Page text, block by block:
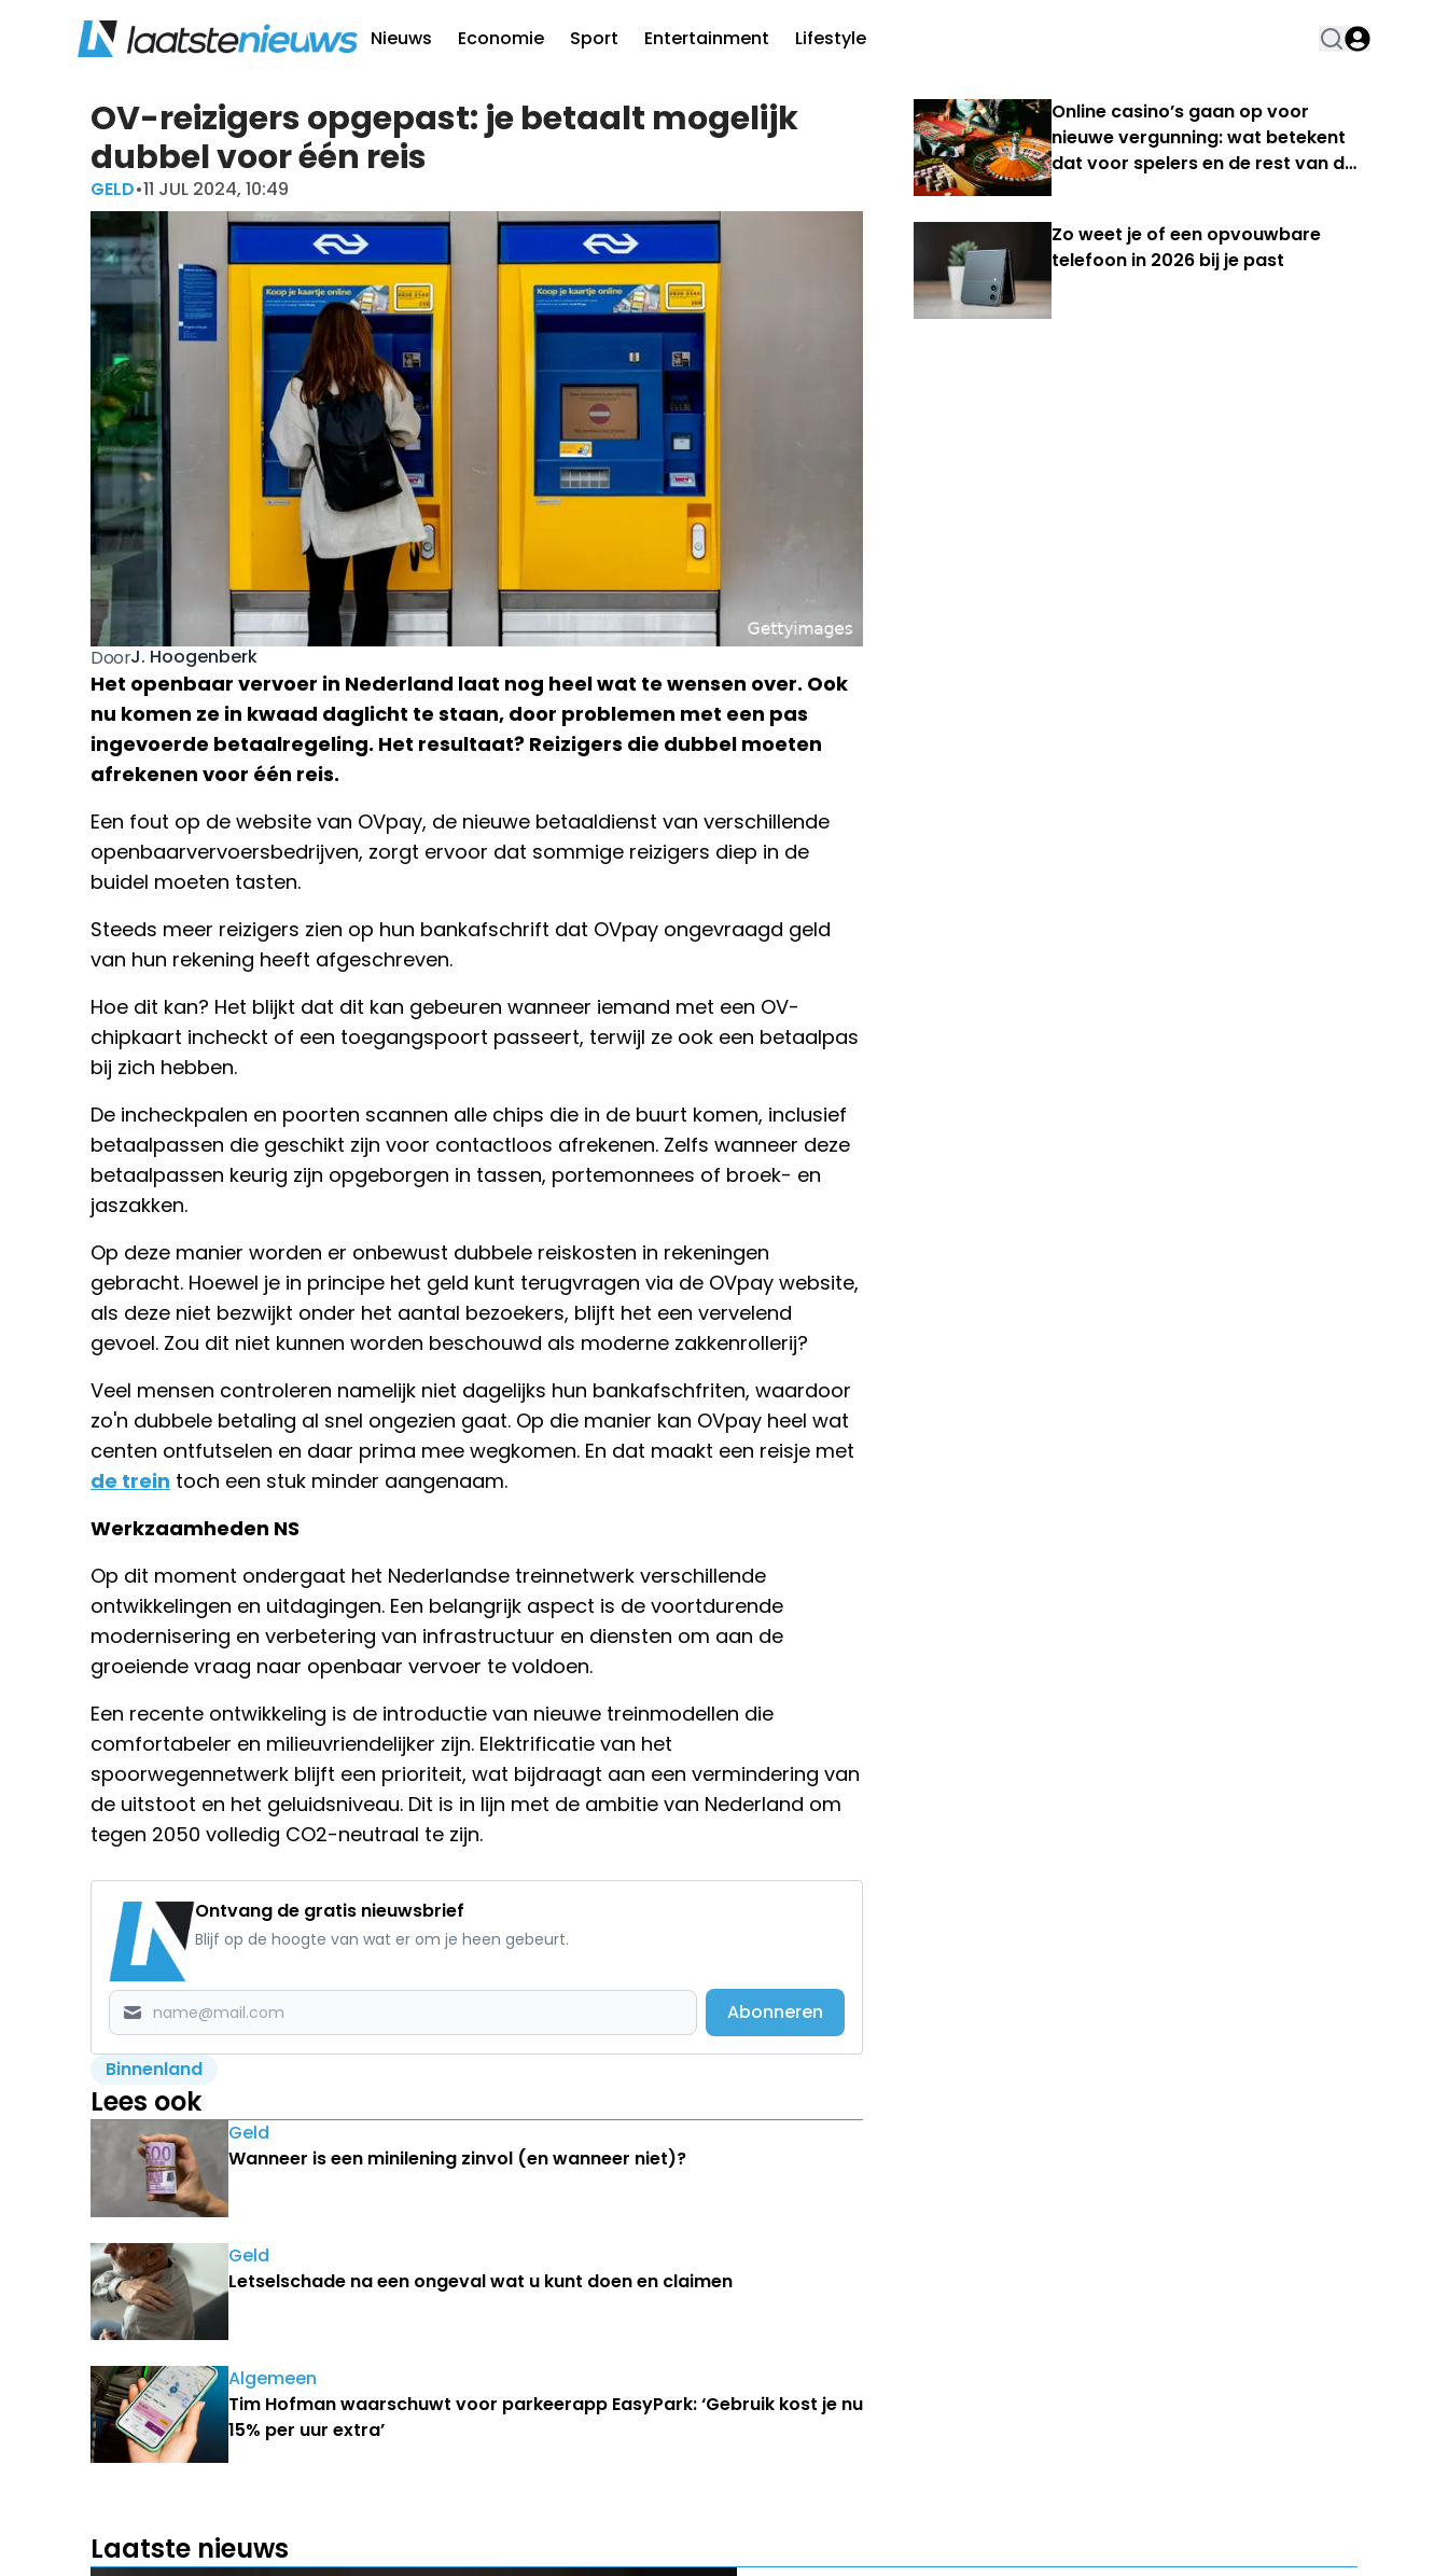
Nieuws Economie Sport Entertainment Lifestyle
OV-reizigers opgepast: je betaalt mogelijk
dubbel voor één reis
GELD•11 JUL 2024, 10:49
DoorJ. Hoogenberk
Het openbaar vervoer in Nederland laat nog heel wat te wensen over. Ook
nu komen ze in kwaad daglicht te staan, door problemen met een pas
ingevoerde betaalregeling. Het resultaat? Reizigers die dubbel moeten
afrekenen voor één reis.
Een fout op de website van OVpay, de nieuwe betaaldienst van verschillende
openbaarvervoersbedrijven, zorgt ervoor dat sommige reizigers diep in de
buidel moeten tasten.
Steeds meer reizigers zien op hun bankafschrift dat OVpay ongevraagd geld
van hun rekening heeft afgeschreven.
Hoe dit kan? Het blijkt dat dit kan gebeuren wanneer iemand met een OV-
chipkaart incheckt of een toegangspoort passeert, terwijl ze ook een betaalpas
bij zich hebben.
De incheckpalen en poorten scannen alle chips die in de buurt komen, inclusief
betaalpassen die geschikt zijn voor contactloos afrekenen. Zelfs wanneer deze
betaalpassen keurig zijn opgeborgen in tassen, portemonnees of broek- en
jaszakken.
Op deze manier worden er onbewust dubbele reiskosten in rekeningen
gebracht. Hoewel je in principe het geld kunt terugvragen via de OVpay website,
als deze niet bezwijkt onder het aantal bezoekers, blijft het een vervelend
gevoel. Zou dit niet kunnen worden beschouwd als moderne zakkenrollerij?
Veel mensen controleren namelijk niet dagelijks hun bankafschfriten, waardoor
zo'n dubbele betaling al snel ongezien gaat. Op die manier kan OVpay heel wat
centen ontfutselen en daar prima mee wegkomen. En dat maakt een reisje met
de trein toch een stuk minder aangenaam.
Werkzaamheden NS
Op dit moment ondergaat het Nederlandse treinnetwerk verschillende
ontwikkelingen en uitdagingen. Een belangrijk aspect is de voortdurende
modernisering en verbetering van infrastructuur en diensten om aan de
groeiende vraag naar openbaar vervoer te voldoen.
Een recente ontwikkeling is de introductie van nieuwe treinmodellen die
comfortabeler en milieuvriendelijker zijn. Elektrificatie van het
spoorwegennetwerk blijft een prioriteit, wat bijdraagt aan een vermindering van
de uitstoot en het geluidsniveau. Dit is in lijn met de ambitie van Nederland om
tegen 2050 volledig CO2-neutraal te zijn.
Ontvang de gratis nieuwsbrief
Blijf op de hoogte van wat er om je heen gebeurt.
Abonneren
Binnenland
Lees ook
Geld
Wanneer is een minilening zinvol (en wanneer niet)?
Geld
Letselschade na een ongeval wat u kunt doen en claimen
Algemeen
Tim Hofman waarschuwt voor parkeerapp EasyPark: ‘Gebruik kost je nu
15% per uur extra’
Online casino’s gaan op voor
nieuwe vergunning: wat betekent
dat voor spelers en de rest van de
Zo weet je of een opvouwbare
telefoon in 2026 bij je past
Laatste nieuws